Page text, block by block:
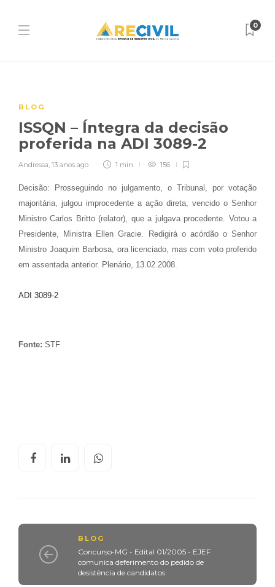
0
BLOG
ISSQN – Íntegra da decisão
proferida na ADI 3089-2
Andressa, 13 anos ago 1 min 156
Decisão: Prosseguindo no julgamento, o Tribunal, por votação
majoritária, julgou improcedente a ação direta, vencido o Senhor
Ministro Carlos Britto (relator), que a julgava procedente. Votou a
Presidente, Ministra Ellen Gracie. Redigirá o acórdão o Senhor
Ministro Joaquim Barbosa, ora licenciado, mas com voto proferido
em assentada anterior. Plenário, 13.02.2008.
ADI 3089-2
Fonte: STF
BLOG
Concurso-MG - Edital 01/2005 - EJEF
comunica deferimento do pedido de
desistência de candidatos